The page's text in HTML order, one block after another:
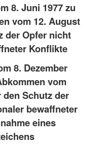
8. Juni 1977 zu
vom 12. August
der Opfer nicht
Konflikte
8. Dezember
vom
den Schutz der
bewaffneter
eines